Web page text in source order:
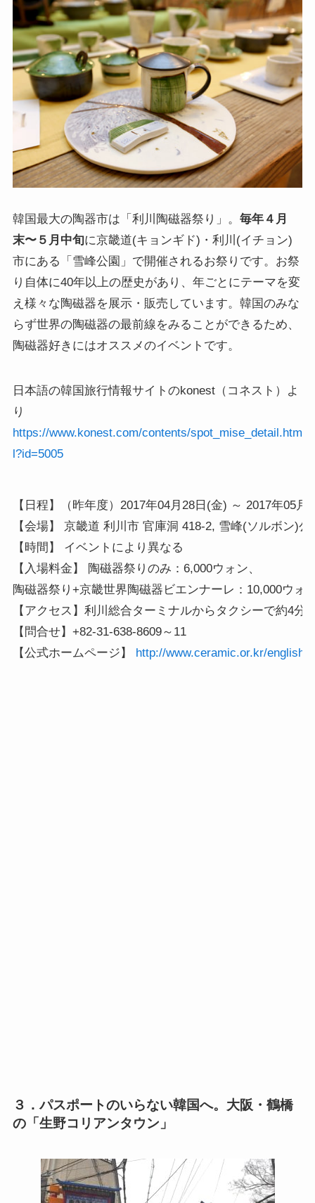
韓国最大の陶器市は「利川陶磁器祭り」。 毎年４月
末〜５月中旬に京畿道(キョンギド)・利川(イチョン)
市にある「雪峰公園」で開催されるお祭りです。お祭
り自体に40年以上の歴史があり、年ごとにテーマを変
え様々な陶磁器を展示・販売しています。韓国のみな
らず世界の陶磁器の最前線をみることができるため、
陶磁器好きにはオススメのイベントです。
日本語の韓国旅行情報サイトのkonest（コネスト）よ
り
https://www.konest.com/contents/spot_mise_detail.htm
l?id=5005
【日程】（昨年度）2017年04月28日(金) ～ 2017年05月
【会場】 京畿道 利川市 官庫洞 418-2, 雪峰(ソルボン)公
【時間】 イベントにより異なる
【入場料金】 陶磁器祭りのみ：6,000ウォン、
陶磁器祭り+京畿世界陶磁器ビエンナーレ：10,000ウォ
【アクセス】利川総合ターミナルからタクシーで約4分
【問合せ】+82-31-638-8609～11
【公式ホームページ】 http://www.ceramic.or.kr/english/
３．パスポートのいらない韓国へ。大阪・鶴橋
の「生野コリアンタウン」